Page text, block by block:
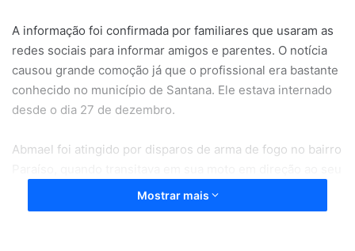
A informação foi confirmada por familiares que usaram as
redes sociais para informar amigos e parentes. O notícia
causou grande comoção já que o profissional era bastante
conhecido no município de Santana. Ele estava internado
desde o dia 27 de dezembro.
Abmael foi atingido por disparos de arma de fogo no bairro
local de trabalho. Os autores dos tiros fugiram e até agora
não foram identificados. No dia do fato, ele foi socorrido
Mostrar mais